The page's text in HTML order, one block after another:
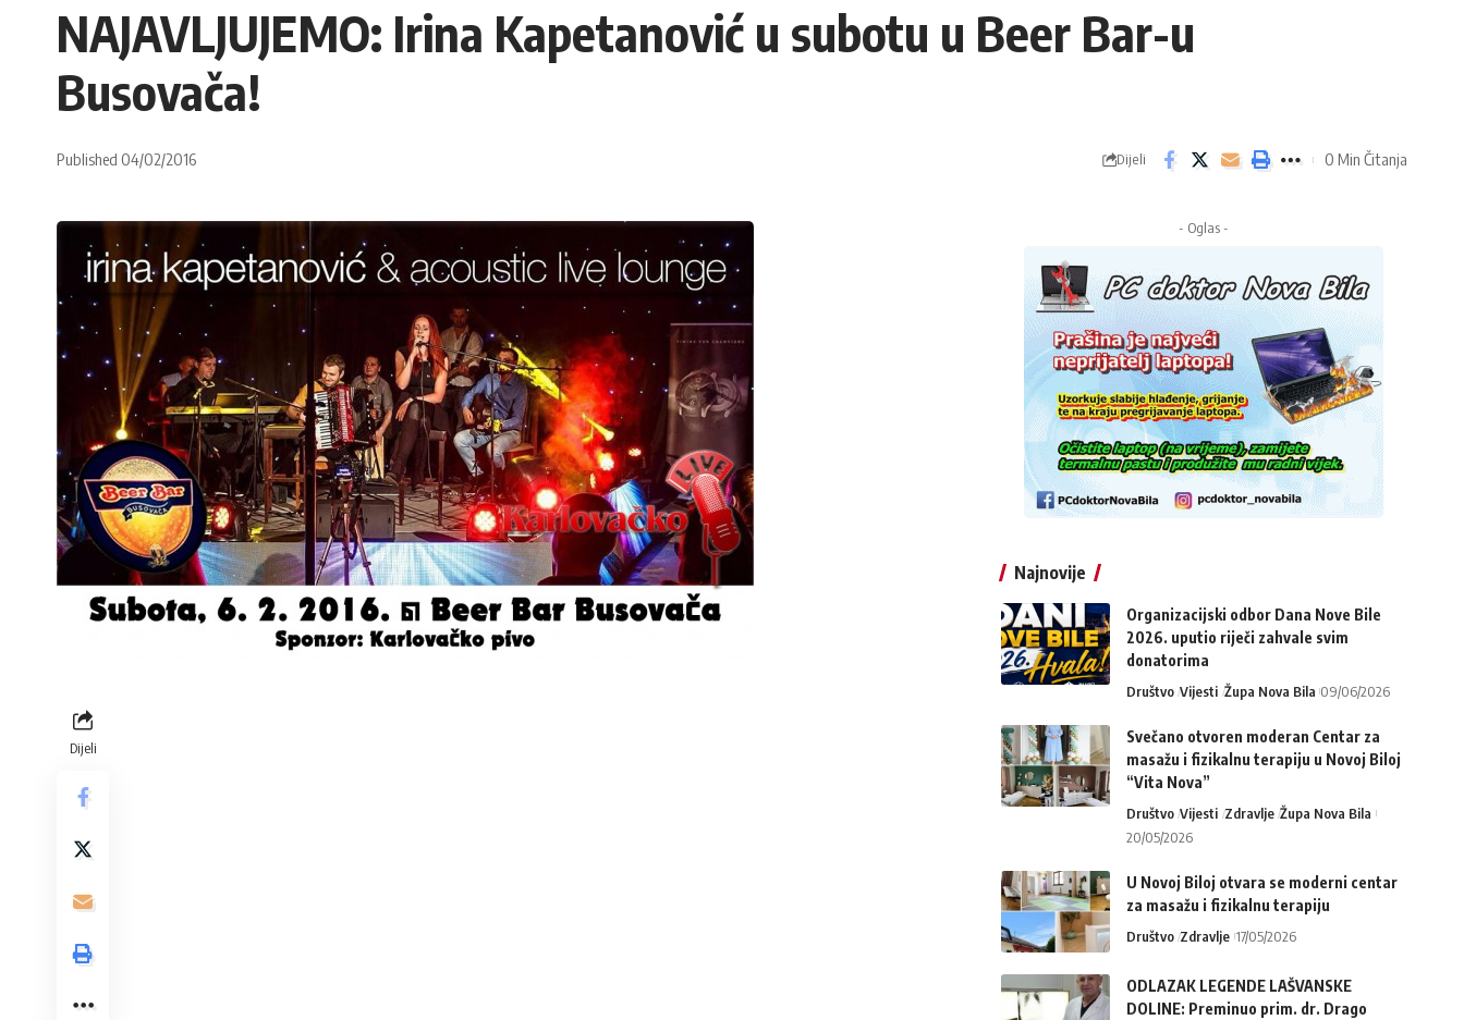
NAJAVLJUJEMO: Irina Kapetanović u subotu u Beer Bar-u
Busovača!
Published 04/02/2016 Dijeli 0 Min Čitanja
Dijeli
- Oglas -
Najnovije
Organizacijski odbor Dana Nove Bile
2026. uputio riječi zahvale svim
donatorima
Društvo Vijesti Župa Nova Bila 09/06/2026
Svečano otvoren moderan Centar za
masažu i fizikalnu terapiju u Novoj Biloj
“Vita Nova”
Društvo Vijesti Zdravlje Župa Nova Bila
20/05/2026
U Novoj Biloj otvara se moderni centar
za masažu i fizikalnu terapiju
Društvo Zdravlje 17/05/2026
ODLAZAK LEGENDE LAŠVANSKE
DOLINE: Preminuo prim. dr. Drago